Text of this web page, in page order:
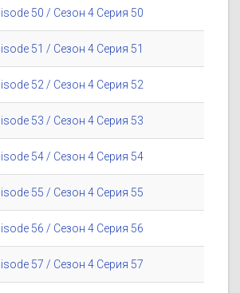
50 / Сезон 4 Серия 50
51 / Сезон 4 Серия 51
52 / Сезон 4 Серия 52
53 / Сезон 4 Серия 53
54 / Сезон 4 Серия 54
55 / Сезон 4 Серия 55
56 / Сезон 4 Серия 56
57 / Сезон 4 Серия 57